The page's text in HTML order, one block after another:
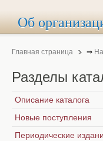
Об
Главная страница ⇒
Разделы
Описание каталога
Новые поступления
Периодические